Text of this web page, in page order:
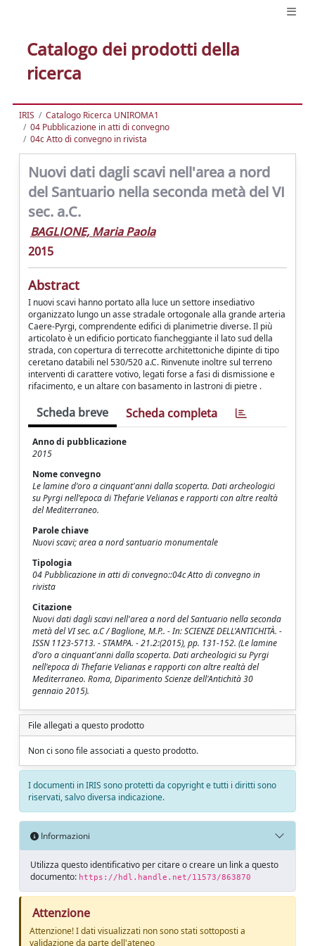
Catalogo dei prodotti della
ricerca
IRIS
Catalogo Ricerca UNIROMA1
04 Pubblicazione in atti di convegno
04c Atto di convegno in rivista
Nuovi dati dagli scavi nell'area a nord
del Santuario nella seconda metà del VI
sec. a.C.
BAGLIONE, Maria Paola
2015
Abstract
I nuovi scavi hanno portato alla luce un settore insediativo
organizzato lungo un asse stradale ortogonale alla grande arteria
Caere-Pyrgi, comprendente edifici di planimetrie diverse. Il più
articolato è un edificio porticato fiancheggiante il lato sud della
strada, con copertura di terrecotte architettoniche dipinte di tipo
ceretano databili nel 530/520 a.C. Rinvenute inoltre sul terreno
interventi di carattere votivo, legati forse a fasi di dismissione e
rifacimento, e un altare con basamento in lastroni di pietre .
Scheda breve Scheda completa
Anno di pubblicazione
2015
Nome convegno
Le lamine d'oro a cinquant'anni dalla scoperta. Dati archeologici
su Pyrgi nell'epoca di Thefarie Velianas e rapporti con altre realtà
del Mediterraneo.
Parole chiave
Nuovi scavi; area a nord santuario monumentale
Tipologia
04 Pubblicazione in atti di convegno::04c Atto di convegno in
rivista
Citazione
Nuovi dati dagli scavi nell'area a nord del Santuario nella seconda
metà del VI sec. a.C / Baglione, M.P.. - In: SCIENZE DELL'ANTICHITÀ. -
ISSN 1123-5713. - STAMPA. - 21.2:(2015), pp. 131-152. (Le lamine
d'oro a cinquant'anni dalla scoperta. Dati archeologici su Pyrgi
nell'epoca di Thefarie Velianas e rapporti con altre realtà del
Mediterraneo. Roma, Diparimento Scienze dell'Antichità 30
gennaio 2015).
File allegati a questo prodotto
Non ci sono file associati a questo prodotto.
I documenti in IRIS sono protetti da copyright e tutti i diritti sono
riservati, salvo diversa indicazione.
Informazioni
Utilizza questo identificativo per citare o creare un link a questo
documento: https://hdl.handle.net/11573/863870
Attenzione
Attenzione! I dati visualizzati non sono stati sottoposti a
validazione da parte dell'ateneo